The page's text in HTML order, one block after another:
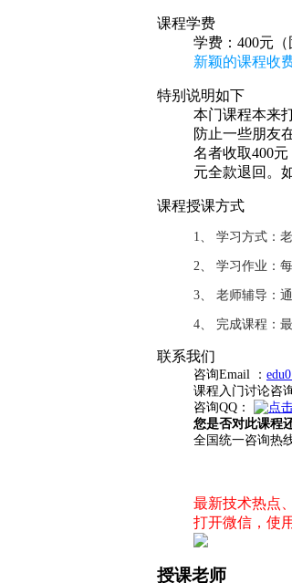
课程学费
学费：400元（
新颖的课程收
特别说明如下
本门课程本来
防止一些朋友
名者收取400
元全款退回。
课程授课方式
1、 学习方式：
2、 学习作业：
3、 老师辅导：
4、 完成课程：
联系我们
咨询Email ：
课程入门讨论咨
咨询QQ：
您是否对此课程
全国统一咨询热
最新技术热点
打开微信，使
授课老师